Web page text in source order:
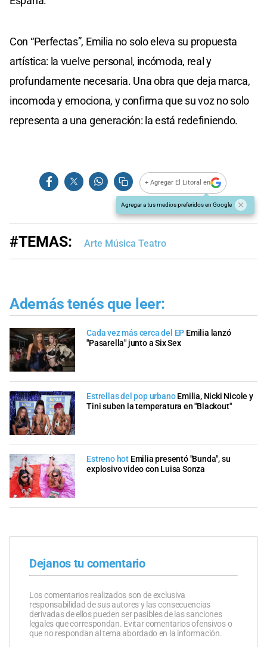
Con “Perfectas”, Emilia no solo eleva su propuesta
artística: la vuelve personal, incómoda, real y
profundamente necesaria. Una obra que deja marca,
incomoda y emociona, y confirma que su voz no solo
representa a una generación: la está redefiniendo.
+ Agregar El Litoral en
Agregar a tus medios preferidos en Google
#TEMAS: Arte Música Teatro
Además tenés que leer:
Cada vez más cerca del EP Emilia lanzó
"Pasarella" junto a Six Sex
Estrellas del pop urbano Emilia, Nicki Nicole y
Tini suben la temperatura en "Blackout"
Estreno hot Emilia presentó "Bunda", su
explosivo video con Luisa Sonza
Dejanos tu comentario
Los comentarios realizados son de exclusiva
responsabilidad de sus autores y las consecuencias
derivadas de ellos pueden ser pasibles de las sanciones
legales que correspondan. Evitar comentarios ofensivos o
que no respondan al tema abordado en la información.